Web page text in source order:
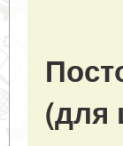
(для